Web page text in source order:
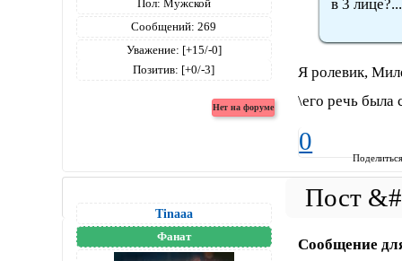
Пол: Мужской
Сообщений: 269
Уважение: [+15/-0]
Позитив: [+0/-3]
в 3 лице?...
Я ролевик,
\его речь была
0
Tinaaa
Фанат
Сообщение